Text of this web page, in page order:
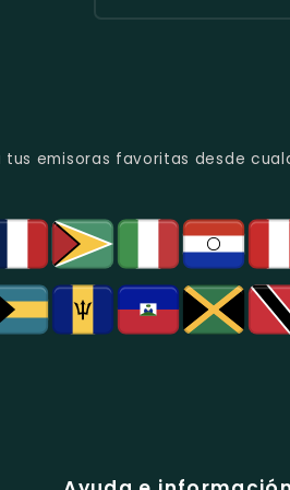
Y
Bogotá.
emisoras favoritas desde